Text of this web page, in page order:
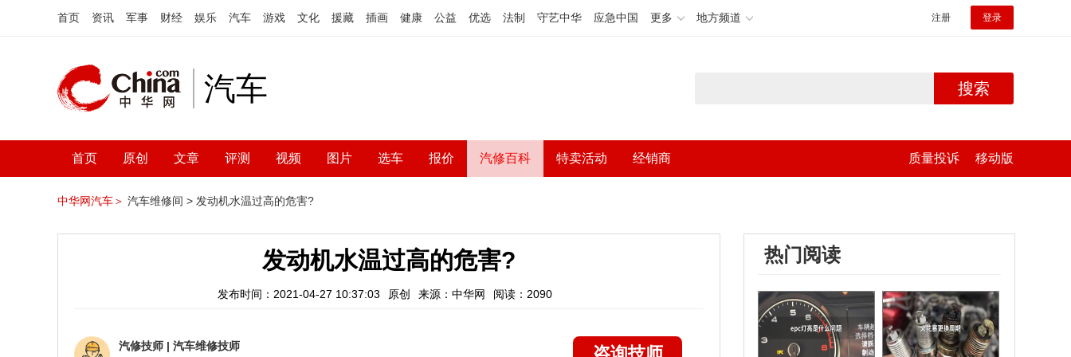
首页 资讯 军事 财经 娱乐 汽车 游戏 文化 援藏 插画 健康 公益 优选 法制 守艺中华 应急中国 更多 地方频道 注册 登录
汽车 搜索
首页 原创 文章 评测 视频 图片 选车 报价 汽修百科 特卖活动 经销商 质量投诉 移动版
中华网汽车＞ 汽车维修间 > 发动机水温过高的危害?
发动机水温过高的危害?
发布时间：2021-04-27 10:37:03 原创 来源：中华网 阅读：2090
汽修技师 | 汽车维修技师
热门阅读